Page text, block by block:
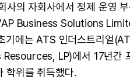
사의 자회사에서 정제 운영
Business Solutions
기에는 ATS 인더스트리얼
LP)에서 17년간
학위를 취득했다.